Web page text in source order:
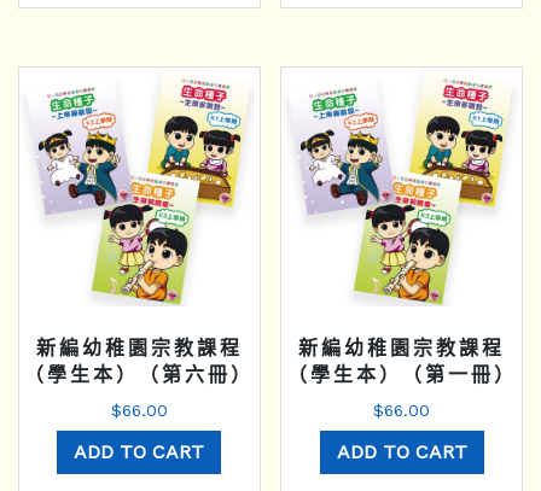
新編幼稚園宗教課程
（學生本）（第六冊）
$66.00
ADD TO CART
新編幼稚園宗教課程
（學生本）（第一冊）
$66.00
ADD TO CART